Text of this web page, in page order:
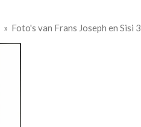
» Foto's van Frans Joseph en Sisi 3